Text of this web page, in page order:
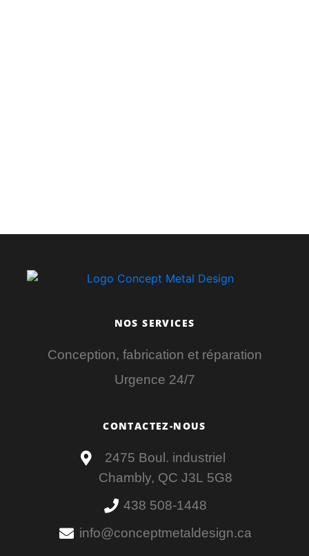
NOS SERVICES
Conception, fabrication et réparation
Urgence 24/7
CONTACTEZ-NOUS
2475 Boul. industriel
Chambly, QC J3L 5G8
438 508-1448
info@conceptmetaldesign.ca